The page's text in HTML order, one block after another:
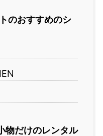
のおすすめのシ
物だけのレンタル